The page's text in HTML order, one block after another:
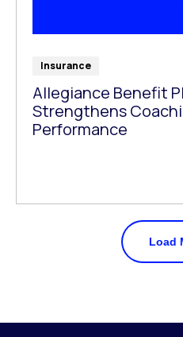
Insurance
Allegiance Benefit
Strengthens
Performance
Load